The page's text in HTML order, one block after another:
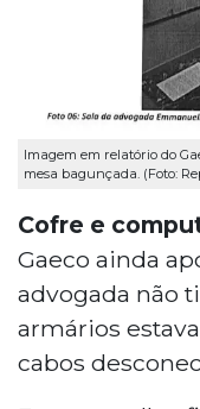
Imagem em relatório do
mesa bagunçada. (Foto:
Cofre e
Gaeco ainda
advogada não
armários
cabos